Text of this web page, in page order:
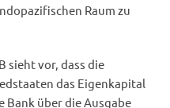
Raum zu
sieht vor, dass die
das Eigenkapital
Bank über die Ausgabe